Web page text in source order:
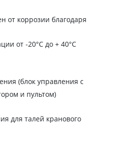
от коррозии благодаря
от -20°C до + 40°C
(блок управления с
и пультом)
для талей кранового